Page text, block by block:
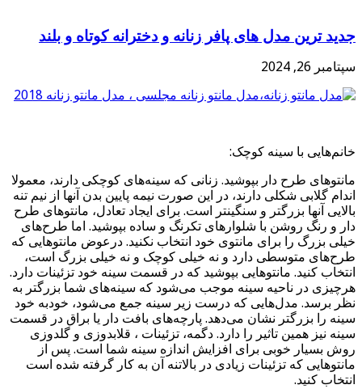
جدید ترین مدل های پافر زنانه و دخترانه کوتاه و بلند
سپتامبر 26, 2024
خانم‌هایی با سینه کوچک:
مانتوهای طرح دار بپوشید. زنانی که سینه‌های کوچکی دارند، معمولا
اندام گلابی شکلی دارند، در این صورت نیمه پایین بدن آنها از نیم تنه
بالایی آنها بزرگتر و سنگینتر است. برای ایجاد تعادل، مانتوهای طرح
دار و رنگ روشن با شلوارهای تکرنگ و ساده بپوشید. اما طرح‌های
خیلی بزرگ را برای مانتوی خود انتخاب نکنید. درعوض مانتو‌هایی که
طرح‌های متوسطی دارد و نه خیلی کوچک و نه خیلی بزرگ است،
انتخاب کنید. مانتوهایی بپوشید که در قسمت سینه خود تزئینات دارد.
هرچیزی در ناحیه سینه موجب می‌شود که سینه‌های شما بزرگتر به
نظر برسد. مدل‌هایی که درست زیر سینه جمع می‌شود، خودبه خود
سینه را بزرگتر نشان می‌دهد. پارچه‌های بافت دار یا براق در قسمت
سینه نیز همین تاثیر را دارد. دگمه، تزئینات ، قلابدوزی و گلدوزی
روش بسیار خوبی برای افزایش اندازه سینه شما است. پس از
مانتوهایی که تزئینات زیادی در بالاتنه آن به کار گرفته شده است
انتخاب کنید.